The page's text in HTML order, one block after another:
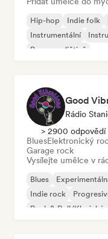
Hip-hop Indie folk
Instrumentální
Rap v angličtině
Good
Rádio
> 2900 odpovědí
BluesElektronický
Garage rock
Vysílejte umělce v
Blues
Indie rock
Rock & Roll/Klasický